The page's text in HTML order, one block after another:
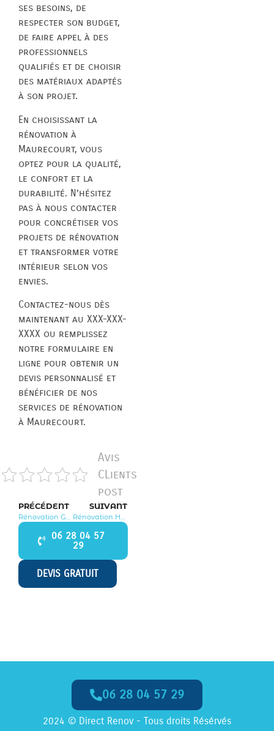
Appelez-Nous dès Maintenant
06 28 04 57 29
ses besoins, de
respecter son budget,
de faire appel à des
professionnels
qualifiés et de choisir
des matériaux adaptés
à son projet.
En choisissant la
rénovation à
Maurecourt, vous
optez pour la qualité,
le confort et la
durabilité. N’hésitez
pas à nous contacter
pour concrétiser vos
projets de rénovation
et transformer votre
intérieur selon vos
envies.
Contactez-nous dès
maintenant au XXX-XXX-
XXXX ou remplissez
notre formulaire en
ligne pour obtenir un
devis personnalisé et
bénéficier de nos
services de rénovation
à Maurecourt.
Avis
CLients
post
PRÉCÉDENT
Rénovation Goupillières 78770
SUIVANT
Rénovation Hargeville 78790
06 28 04 57
29
DEVIS GRATUIT
06 28 04 57 29
2024 © Direct Renov - Tous droits Résérvés